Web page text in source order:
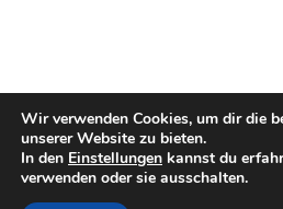
Wir verwenden Cookies, um dir die
unserer Website zu bieten.
In den Einstellungen kannst du
verwenden oder sie ausschalten.